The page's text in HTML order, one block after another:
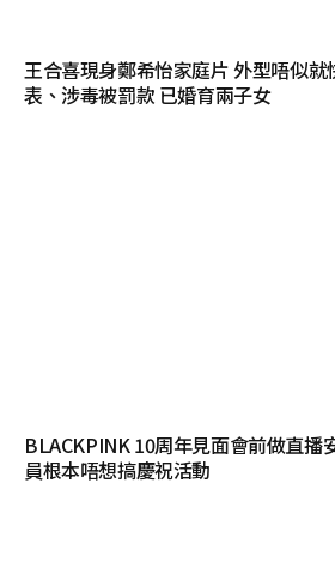
王合喜現身鄭希怡家庭片 外型唔似
表、涉毒被罰款 已婚育兩子女
BLACKPINK 10周年見面會前做直播
員根本唔想搞慶祝活動